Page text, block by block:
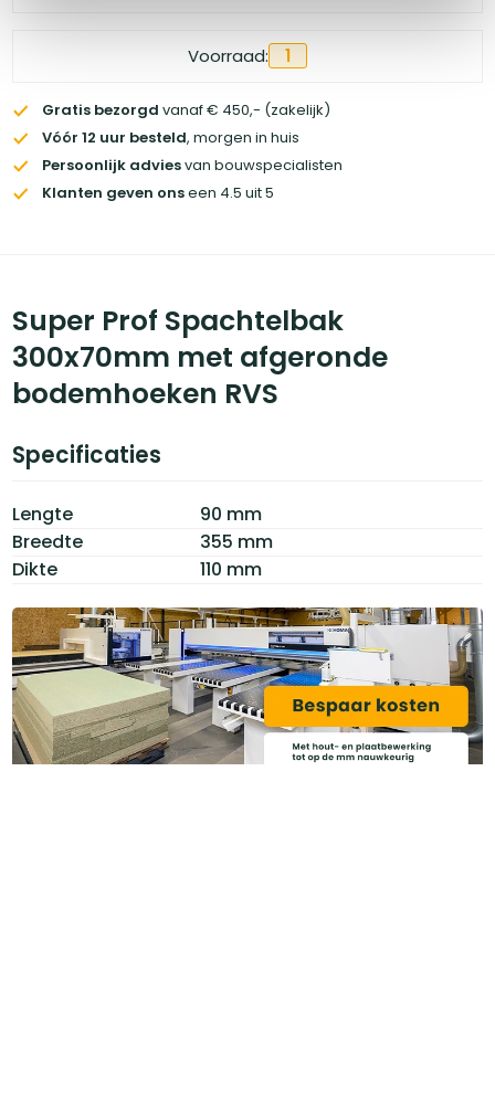
Voorraad: 1
Gratis bezorgd vanaf € 450,- (zakelijk)
Vóór 12 uur besteld, morgen in huis
Persoonlijk adviesvan bouwspecialisten
Klanten geven onseen 4.5 uit 5
Super Prof Spachtelbak
300x70mm met afgeronde
bodemhoeken RVS
Specificaties
Lengte
90 mm
Breedte
355 mm
Dikte
110 mm